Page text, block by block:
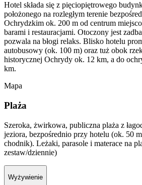
Hotel składa się z pięciopiętrowego
położonego na rozległym terenie
Ochrydzkim ok. 200 m od centrum
barami i restauracjami. Otoczony jest
pozwala na błogi relaks. Blisko hotelu
autobusowy (ok. 100 m) oraz tuż obok
historycznej Ochrydy ok. 12 km, a do
km.
Mapa
Plaża
Szeroka, żwirkowa, publiczna plaża z
jeziora, bezpośrednio przy hotelu (ok. 50
chodnik). Leżaki, parasole i materace na
zestaw/dziennie)
Wyżywienie